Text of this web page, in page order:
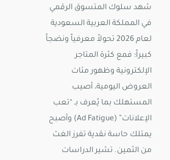
شهد سلوك المتسوق الرقمي
في المملكة العربية السعودية
لعام 2026 تحولاً معرفياً ونضجاً
كبيراً؛ فمع كثرة المتاجر
الإلكترونية وظهور مئات
العروض اليومية، أصيب
المستهلك بما يُعرف بـ “تعب
الإعلانات” (Ad Fatigue) وأصبح
يمتلك حاسة نقدية تفرز الغث
من الثمين. تشير الدراسات